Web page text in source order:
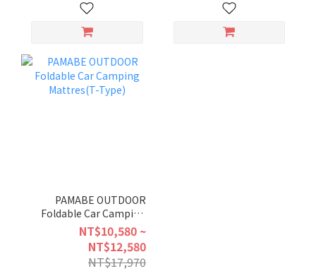
PAMABE OUTDOOR
Foldable Car Camping
Mattres(T-Type)
NT$10,580 ~
NT$12,580
NT$17,970